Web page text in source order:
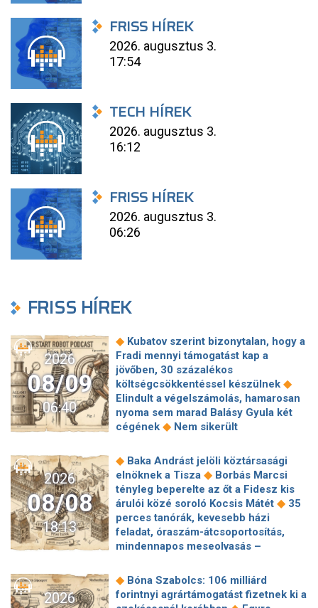
FRISS HÍREK
2026. augusztus 3.
17:54
TECH HÍREK
2026. augusztus 3.
16:12
FRISS HÍREK
2026. augusztus 3.
06:26
FRISS HÍREK
2026
08/09
06:40
◆ Kubatov szerint bizonytalan, hogy a
Fradi mennyi támogatást kap a
jövőben, 30 százalékos
költségcsökkentéssel készülnek ◆
Elindult a végelszámolás, hamarosan
nyoma sem marad Balásy Gyula két
cégének ◆ Nem sikerült
tojással dobálták meg a
miniszterelnököt – Koszovóban ◆
Szépségipar és orvosi turizmus:
milyen erős Budapest a plasztikai
sebészet térképén? ◆ 72 óra
Montenegróban ◆35 perces tanórák
lehetnek az alsó tagozatos diákoknak,
komoly változások jöhetnek az
András kirúgásával kezdődött, most a
köztársasági elnökké választásával ér
2026
08/08
18:13
◆ Baka Andrást jelöli köztársasági
elnöknek a Tisza ◆ Borbás Marcsi
tényleg beperelte az őt a Fidesz kis
árulói közé soroló Kocsis Mátét ◆ 35
perces tanórák, kevesebb házi
feladat, óraszám-átcsoportosítás,
mindennapos meseolvasás –
tagozatos javaslatcsomagja
Lemond és az egyetemről is távozik
az Ádám Zoltánt kirúgó corvinusos
2026
◆ Bóna Szabolcs: 106 milliárd
forintnyi agrártámogatást fizetnek ki a